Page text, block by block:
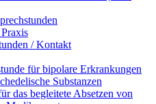
/ Kontakt
für bipolare Erkrankungen
Substanzen
das begleitete Absetzen von